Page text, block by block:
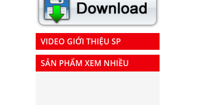
VIDEO GIỚI THIỆU SP
SẢN PHẨM XEM NHIỀU